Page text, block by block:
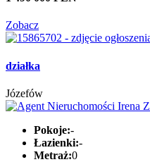
Zobacz
działka
Józefów
Pokoje:-
Łazienki:-
Metraż:0